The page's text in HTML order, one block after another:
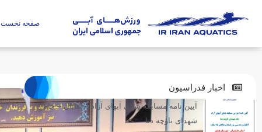
صفحه نخست
اخبار فدراسیون
آیین نامه مسابقه شنای آبهای آزاد – آقایان – جام
شهدای ناوچه دنا